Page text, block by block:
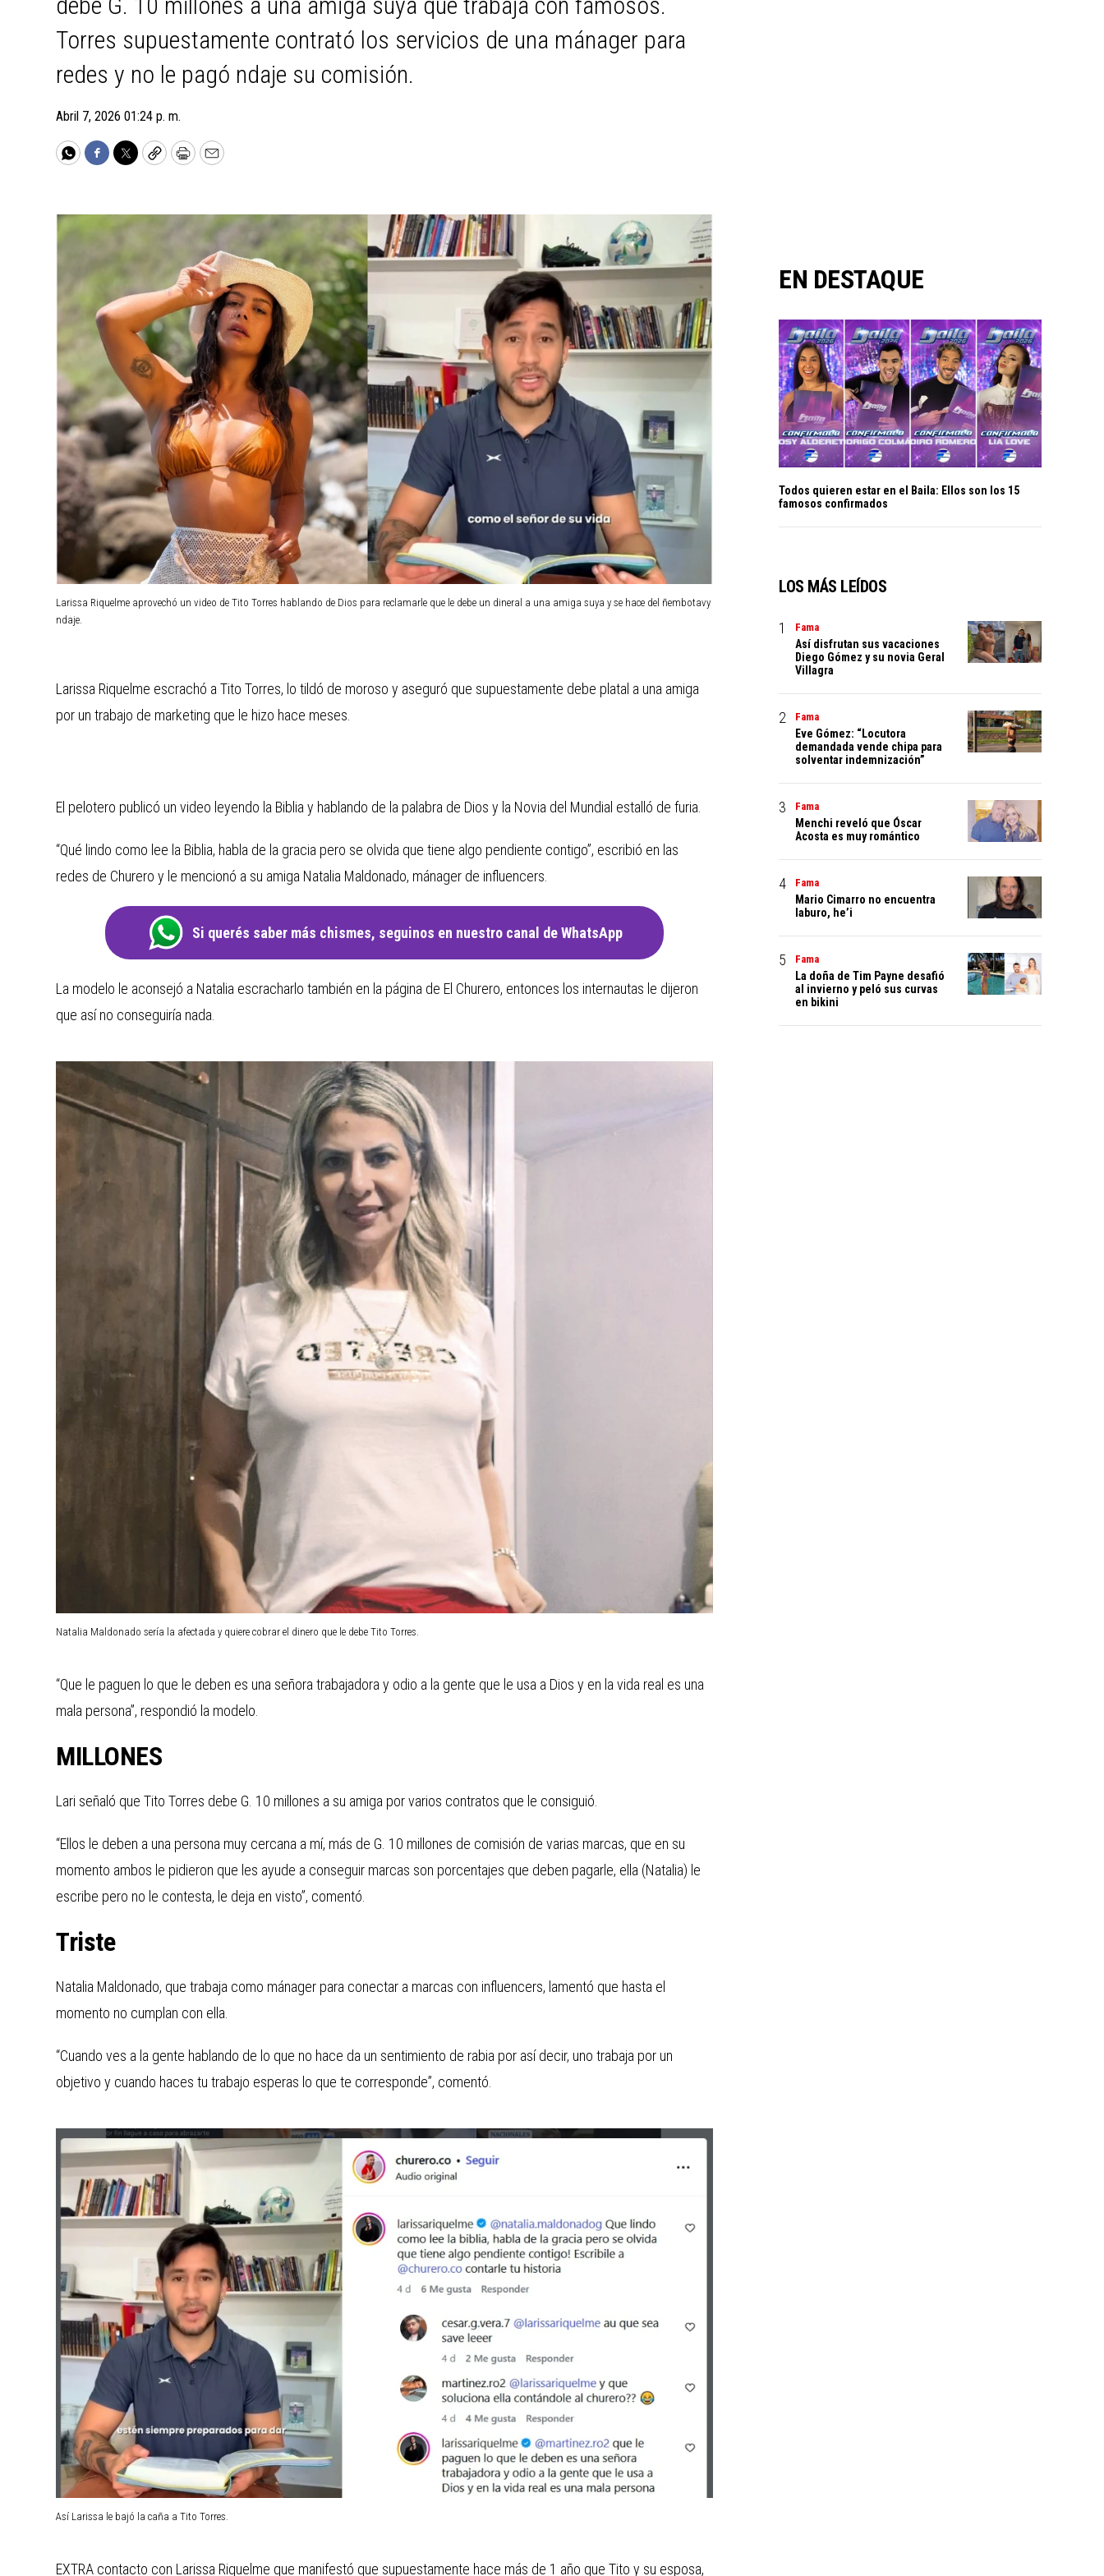
Torres supuestamente contrató los servicios de una mánager para
redes y no le pagó ndaje su comisión.
Abril 7, 2026 01:24 p. m.
WhatsApp
Facebook
TwitterCopyPrintEmail
Larissa Riquelme aprovechó un video de Tito Torres hablando de Dios para reclamarle que le debe un dineral a una amiga suya y se hace del ñembotavy
ndaje.
Larissa Riquelme escrachó a Tito Torres, lo tildó de moroso y aseguró que supuestamente debe platal a una amiga
por un trabajo de marketing que le hizo hace meses.
El pelotero publicó un video leyendo la Biblia y hablando de la palabra de Dios y la Novia del Mundial estalló de furia.
“Qué lindo como lee la Biblia, habla de la gracia pero se olvida que tiene algo pendiente contigo”, escribió en las
redes de Churero y le mencionó a su amiga Natalia Maldonado, mánager de influencers.
Si querés saber más chismes, seguinos en nuestro canal de WhatsApp
La modelo le aconsejó a Natalia escracharlo también en la página de El Churero, entonces los internautas le dijeron
que así no conseguiría nada.
Natalia Maldonado sería la afectada y quiere cobrar el dinero que le debe Tito Torres.
“Que le paguen lo que le deben es una señora trabajadora y odio a la gente que le usa a Dios y en la vida real es una
mala persona”, respondió la modelo.
MILLONES
Lari señaló que Tito Torres debe G. 10 millones a su amiga por varios contratos que le consiguió.
“Ellos le deben a una persona muy cercana a mí, más de G. 10 millones de comisión de varias marcas, que en su
momento ambos le pidieron que les ayude a conseguir marcas son porcentajes que deben pagarle, ella (Natalia) le
escribe pero no le contesta, le deja en visto”, comentó.
Triste
Natalia Maldonado, que trabaja como mánager para conectar a marcas con influencers, lamentó que hasta el
momento no cumplan con ella.
“Cuando ves a la gente hablando de lo que no hace da un sentimiento de rabia por así decir, uno trabaja por un
objetivo y cuando haces tu trabajo esperas lo que te corresponde”, comentó.
Así Larissa le bajó la caña a Tito Torres.
EXTRA contacto con Larissa Riquelme que manifestó que supuestamente hace más de 1 año que Tito y su esposa,
EN DESTAQUE
Todos quieren estar en el Baila: Ellos son los 15
famosos confirmados
LOS MÁS LEÍDOS
Fama
Así disfrutan sus vacaciones
Diego Gómez y su novia Geral
Villagra
Fama
Eve Gómez: “Locutora
demandada vende chipa para
solventar indemnización”
Fama
Menchi reveló que Óscar
Acosta es muy romántico
Fama
Mario Cimarro no encuentra
laburo, he’i
Fama
La doña de Tim Payne desafió
al invierno y peló sus curvas
en bikini